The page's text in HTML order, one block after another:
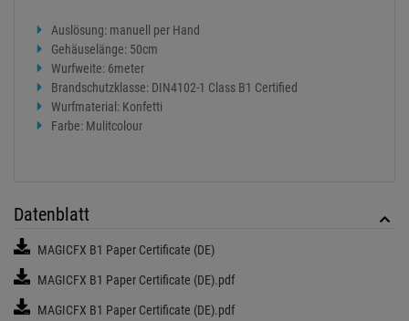
Auslösung: manuell per Hand
Gehäuselänge: 50cm
Wurfweite: 6meter
Brandschutzklasse: DIN4102-1 Class B1 Certified
Wurfmaterial: Konfetti
Farbe: Mulitcolour
Datenblatt
MAGICFX B1 Paper Certificate (DE)
MAGICFX B1 Paper Certificate (DE).pdf
MAGICFX B1 Paper Certificate (DE).pdf